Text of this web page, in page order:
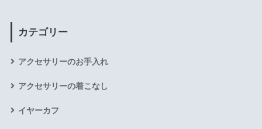
カテゴリー
アクセサリーのお手入れ
アクセサリーの着こなし
イヤーカフ